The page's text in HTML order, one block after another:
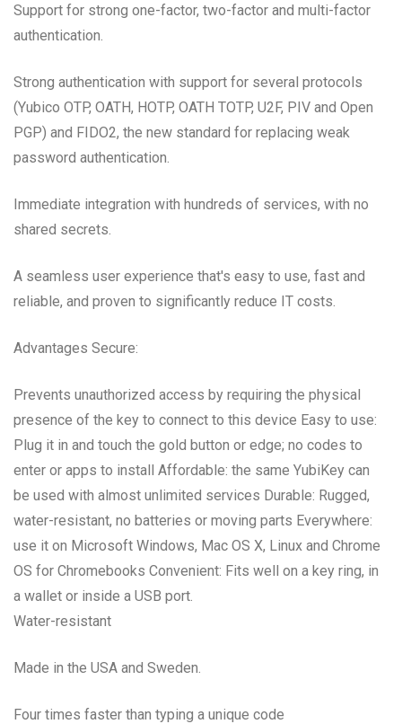
Support for strong one-factor, two-factor and multi-factor
authentication.
Strong authentication with support for several protocols
(Yubico OTP, OATH, HOTP, OATH TOTP, U2F, PIV and Open
PGP) and FIDO2, the new standard for replacing weak
password authentication.
Immediate integration with hundreds of services, with no
shared secrets.
A seamless user experience that's easy to use, fast and
reliable, and proven to significantly reduce IT costs.
Advantages Secure:
Prevents unauthorized access by requiring the physical
presence of the key to connect to this device Easy to use:
Plug it in and touch the gold button or edge; no codes to
enter or apps to install Affordable: the same YubiKey can
be used with almost unlimited services Durable: Rugged,
water-resistant, no batteries or moving parts Everywhere:
use it on Microsoft Windows, Mac OS X, Linux and Chrome
OS for Chromebooks Convenient: Fits well on a key ring, in
a wallet or inside a USB port.
Water-resistant
Made in the USA and Sweden.
Four times faster than typing a unique code